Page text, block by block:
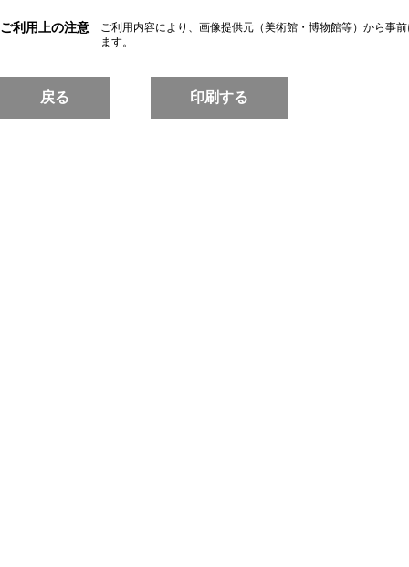
ご利用上の注意
ご利用内容により、画像提供元（美術館・博物館等）から事
ます。
戻る 印刷する